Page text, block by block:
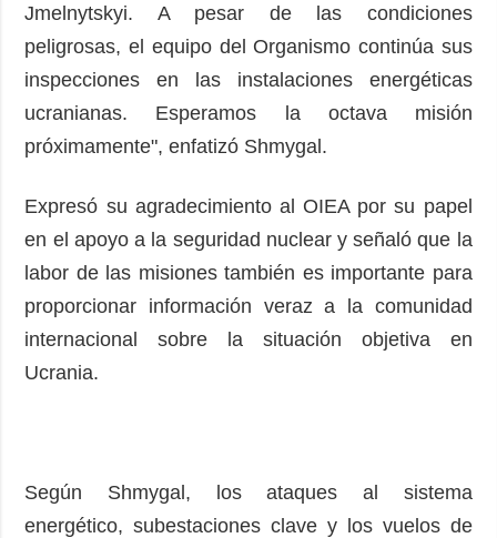
Jmelnytskyi. A pesar de las condiciones
peligrosas, el equipo del Organismo continúa sus
inspecciones en las instalaciones energéticas
ucranianas. Esperamos la octava misión
próximamente", enfatizó Shmygal.
Expresó su agradecimiento al OIEA por su papel
en el apoyo a la seguridad nuclear y señaló que la
labor de las misiones también es importante para
proporcionar información veraz a la comunidad
internacional sobre la situación objetiva en
Ucrania.
Según Shmygal, los ataques al sistema
energético, subestaciones clave y los vuelos de